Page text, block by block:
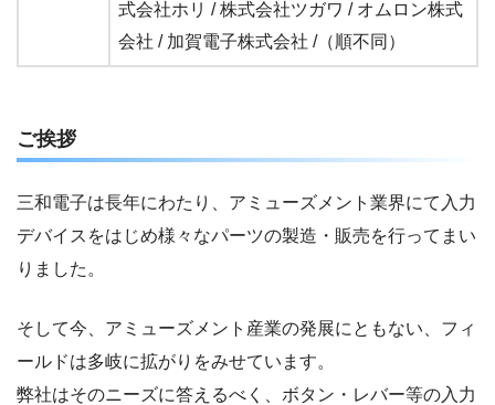
式会社ホリ / 株式会社ツガワ / オムロン株式
会社 / 加賀電子株式会社 /（順不同）
ご挨拶
三和電子は長年にわたり、アミューズメント業界にて入力
デバイスをはじめ様々なパーツの製造・販売を行ってまい
りました。
そして今、アミューズメント産業の発展にともない、フィ
ールドは多岐に拡がりをみせています。
弊社はそのニーズに答えるべく、ボタン・レバー等の入力